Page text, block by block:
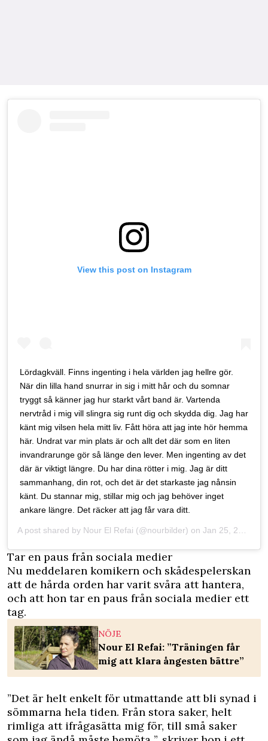
View this post on Instagram
Lördagkväll. Finns ingenting i hela världen jag hellre gör.
När din lilla hand snurrar in sig i mitt hår och du somnar
tryggt så känner jag hur starkt vårt band är. Vartenda
nervtråd i mig vill slingra sig runt dig och skydda dig. Jag har
känt mig vilsen hela mitt liv. Fått höra att jag inte hör hemma
här. Undrat var min plats är och allt det där som en liten
invandrarunge gör så länge den lever. Men ingenting av det
där är viktigt längre. Du har dina rötter i mig. Jag är ditt
sammanhang, din rot, och det är det starkaste jag nånsin
känt. Du stannar mig, stillar mig och jag behöver inget
ankare längre. Det räcker att jag får vara ditt.
A post shared by Nour El Refai (@nourbilder) on Jan 25, 2020 at 11:37am PST
Tar en paus från sociala medier
Nu meddelaren komikern och skådespelerskan
att de hårda orden har varit svåra att hantera,
och att hon tar en paus från sociala medier ett
tag.
NÖJE
Nour El Refai: ”Träningen får
mig att klara ångesten bättre”
”Det är helt enkelt för utmattande att bli synad i
sömmarna hela tiden. Från stora saker, helt
rimliga att ifrågasätta mig för, till små saker